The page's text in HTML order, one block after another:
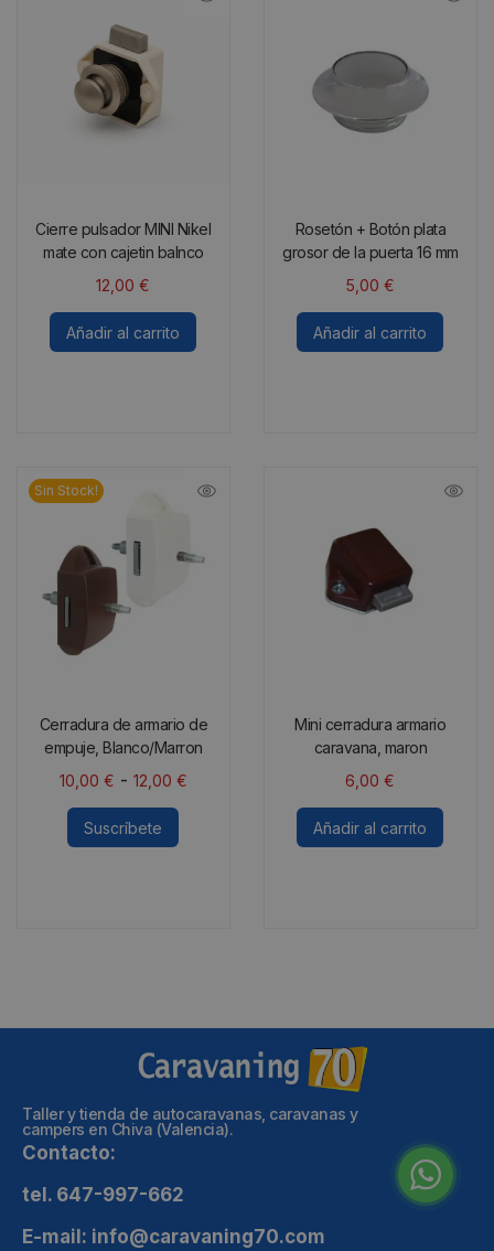
Cierre pulsador MINI Nikel
mate con cajetin balnco
12,00€
Añadir al carrito
Rosetón + Botón plata
grosor de la puerta 16 mm
5,00 €
Añadir al carrito
Sin Stock!
Cerradura de armario de
empuje, Blanco/Marron
10,00 € - 12,00 €
Suscríbete
Mini cerradura armario
caravana, maron
6,00€
Añadir al carrito
Taller y tienda de autocaravanas, caravanas y
campers en Chiva (Valencia).
Contacto:
tel. 647-997-662
E-mail: info@caravaning70.com